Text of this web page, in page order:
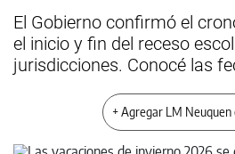
El Gobierno confirmó el
el inicio y fin del receso
jurisdicciones. Conocé las
+ Agregar LM Neuquen